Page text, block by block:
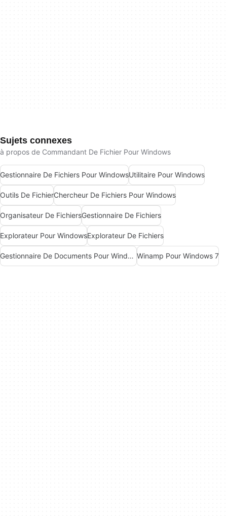
Sujets connexes
à propos de Commandant De Fichier Pour Windows
Gestionnaire De Fichiers Pour WindowsUtilitaire Pour Windows
Outils De FichierChercheur De Fichiers Pour Windows
Organisateur De FichiersGestionnaire De Fichiers
Explorateur Pour WindowsExplorateur De Fichiers
Gestionnaire De Documents Pour Windows Winamp Pour Windows 7